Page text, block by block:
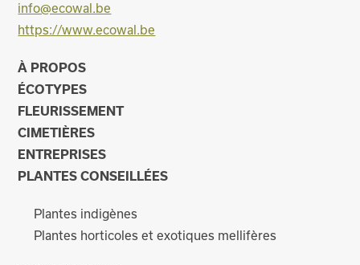
info@ecowal.be
https://www.ecowal.be
À PROPOS
ÉCOTYPES
FLEURISSEMENT
CIMETIÈRES
ENTREPRISES
PLANTES CONSEILLÉES
Plantes indigènes
Plantes horticoles et exotiques mellifères